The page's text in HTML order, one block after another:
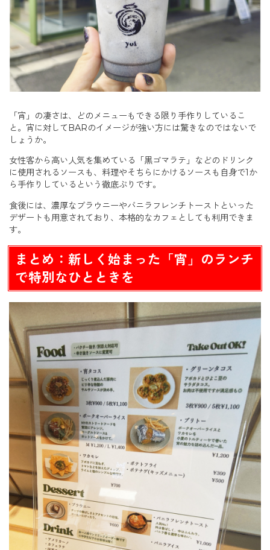
「宵」の凄さは、どのメニューもできる限り手作りしているこ
と。宵に対してBARのイメージが強い方には驚きなのではないで
しょうか。
女性客から高い人気を集めている「黒ゴマラテ」などのドリンク
に使用されるソースも、料理やそちらにかけるソースも自身で1か
ら手作りしているという徹底ぶりです。
食後には、濃厚なブラウニーやバニラフレンチトーストといった
デザートも用意されており、本格的なカフェとしても利用できま
す。
まとめ：新しく始まった「宵」のランチ
で特別なひとときを